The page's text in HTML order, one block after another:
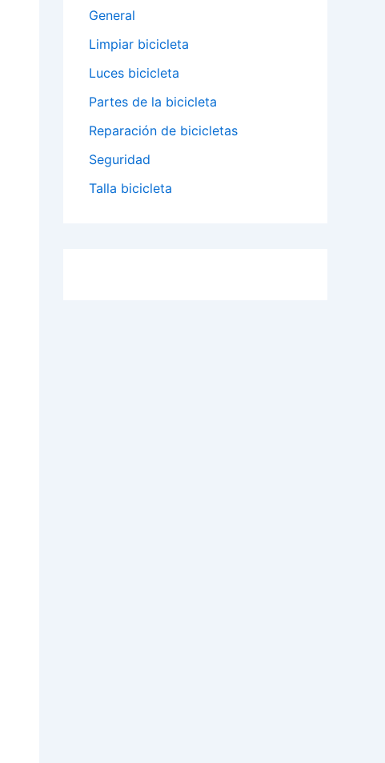
General
Limpiar bicicleta
Luces bicicleta
Partes de la bicicleta
Reparación de bicicletas
Seguridad
Talla bicicleta